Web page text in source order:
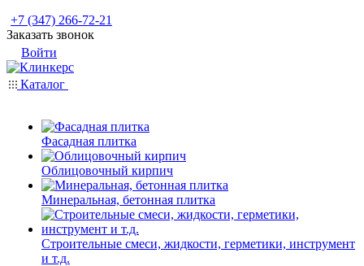
+7 (347) 266-72-21
Заказать звонок
Войти
Каталог
Фасадная плитка
Облицовочный кирпич
Минеральная, бетонная плитка
Строительные смеси, жидкости, герметики, инструмент
и т.д.